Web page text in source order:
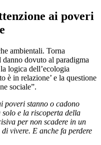
ai poveri
ambientali. Torna
danno dovuto al paradigma
logica dell’ecologia
è in relazione’ e la questione
sociale”.
poveri stanno o cadono
solo e la riscoperta della
per non scadere in un
vivere. E anche fa perdere